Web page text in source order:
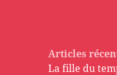
Articles
La fille du